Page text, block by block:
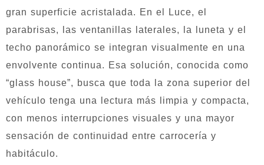
gran superficie acristalada. En el Luce, el
parabrisas, las ventanillas laterales, la luneta y el
techo panorámico se integran visualmente en una
envolvente continua. Esa solución, conocida como
“glass house”, busca que toda la zona superior del
vehículo tenga una lectura más limpia y compacta,
con menos interrupciones visuales y una mayor
sensación de continuidad entre carrocería y
habitáculo.